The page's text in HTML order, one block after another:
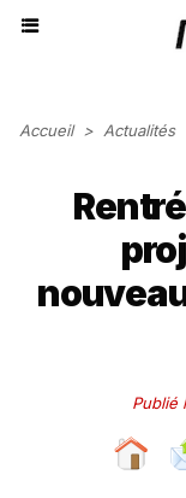
Accueil > Actualités
Publié